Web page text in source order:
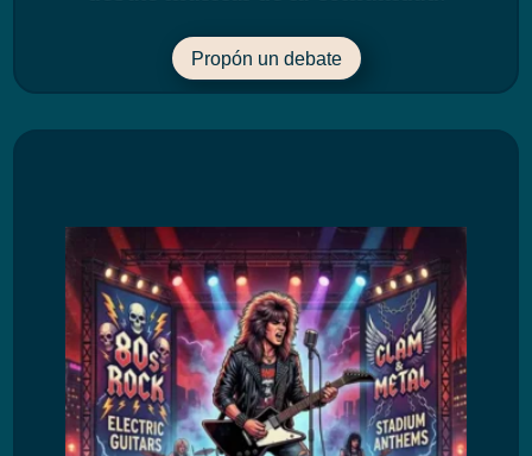
Propón un debate